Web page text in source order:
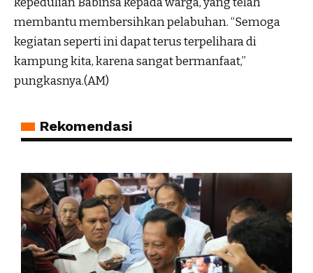
membantu membersihkan pelabuhan. “Semoga
kegiatan seperti ini dapat terus terpelihara di
kampung kita, karena sangat bermanfaat,”
pungkasnya.(AM)
Rekomendasi